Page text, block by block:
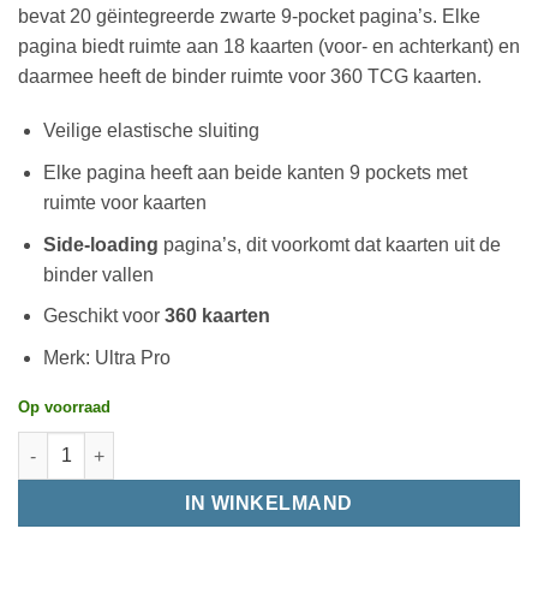
bevat 20 gëintegreerde zwarte 9-pocket pagina’s. Elke
pagina biedt ruimte aan 18 kaarten (voor- en achterkant) en
daarmee heeft de binder ruimte voor 360 TCG kaarten.
Veilige elastische sluiting
Elke pagina heeft aan beide kanten 9 pockets met
ruimte voor kaarten
Side-loading pagina’s, dit voorkomt dat kaarten uit de
binder vallen
Geschikt voor 360 kaarten
Merk: Ultra Pro
Op voorraad
IN WINKELMAND